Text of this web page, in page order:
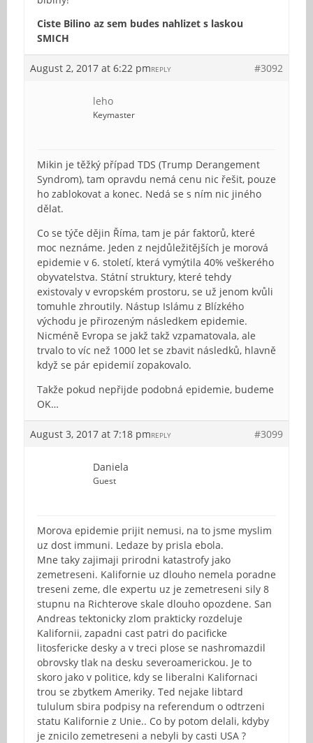
Ciste Bilino az sem budes nahlizet s laskou
SMICH
August 2, 2017 at 6:22 pm #3092
REPLY
leho
Keymaster
Mikin je těžký případ TDS (Trump Derangement
Syndrom), tam opravdu nemá cenu nic řešit, pouze
ho zablokovat a konec. Nedá se s ním nic jiného
dělat.
Co se týče dějin Říma, tam je pár faktorů, které
moc neznáme. Jeden z nejdůležitějších je morová
epidemie v 6. století, která vymýtila 40% veškerého
obyvatelstva. Státní struktury, které tehdy
existovaly v evropském prostoru, se už jenom kvůli
tomuhle zhroutily. Nástup Islámu z Blízkého
východu je přirozeným následkem epidemie.
Nicméně Evropa se jakž takž vzpamatovala, ale
trvalo to víc než 1000 let se zbavit následků, hlavně
když se pár epidemií zopakovalo.
Takže pokud nepřijde podobná epidemie, budeme
OK…
August 3, 2017 at 7:18 pm #3099
REPLY
Daniela
Guest
Morova epidemie prijit nemusi, na to jsme myslim
uz dost immuni. Ledaze by prisla ebola.
Mne taky zajimaji prirodni katastrofy jako
zemetreseni. Kalifornie uz dlouho nemela poradne
treseni zeme, dle expertu uz je zemetreseni sily 8
stupnu na Richterove skale dlouho opozdene. San
Andreas tektonicky zlom prakticky rozdeluje
Kalifornii, zapadni cast patri do pacificke
litosfericke desky a v treci plose se nashromazdil
obrovsky tlak na desku severoamerickou. Je to
skoro jako v politice, kdy se liberalni Kalifornaci
trou se zbytkem Ameriky. Ted nejake libtard
tululum sbira podpisy na referendum o odtrzeni
statu Kalifornie z Unie.. Co by potom delali, kdyby
je znicilo zemetreseni a nebyli by casti USA ?